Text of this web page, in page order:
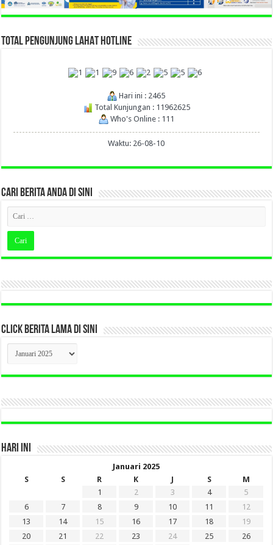
TOTAL PENGUNJUNG LAHAT HOTLINE
Hari ini : 2465
Total Kunjungan : 11962625
Who's Online : 111
Waktu: 26-08-10
CARI BERITA ANDA DI SINI
CLICK BERITA LAMA DI SINI
CLICK
BERITA
LAMA
DI
HARI INI
Januari 2025
S
S R K J S
M
1
2 3 4
5
6
7 8 9 10 11
12
13
14 15 16 17 18
19
20
21 22 23 24 25
26